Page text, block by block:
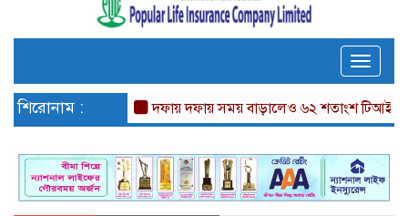
Toggle
শিরোনাম : দফায় দফায় সময় বাড়ালেও ৬২ শতাংশ টিআইএনধারী